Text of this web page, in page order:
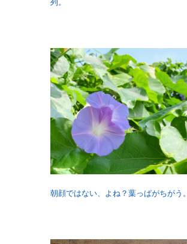
列。
朝顔ではない、よね？葉っぱがちがう。